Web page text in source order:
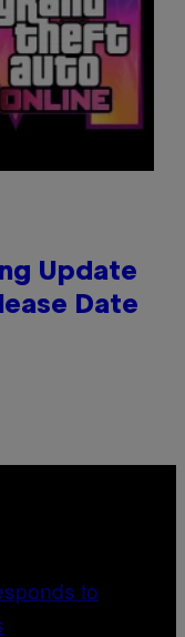
Update
Date